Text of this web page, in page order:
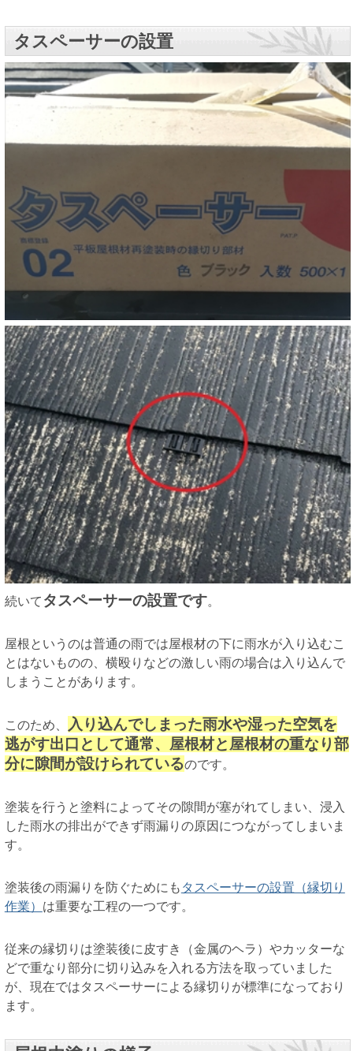
タスペーサーの設置
続いて タスペーサーの設置です。
屋根というのは普通の雨では屋根材の下に雨水が入り込むこ
とはないものの、横殴りなどの激しい雨の場合は入り込んで
しまうことがあります。
このため、
入り込んでしまった雨水や湿った空気を
逃がす出口として通常、屋根材と屋根材の重なり部
分に隙間が設けられているのです。
塗装を行うと塗料によってその隙間が塞がれてしまい、浸入
した雨水の排出ができず雨漏りの原因につながってしまいま
す。
塗装後の雨漏りを防ぐためにも タスペーサーの設置（縁切り
作業） は重要な工程の一つです。
従来の縁切りは塗装後に皮すき（金属のヘラ）やカッターな
どで重なり部分に切り込みを入れる方法を取っていました
が、現在ではタスペーサーによる縁切りが標準になっており
ます。